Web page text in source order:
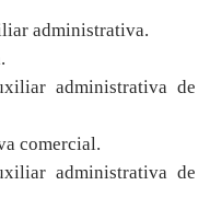
administrativa.
administrativa de
comercial.
administrativa de